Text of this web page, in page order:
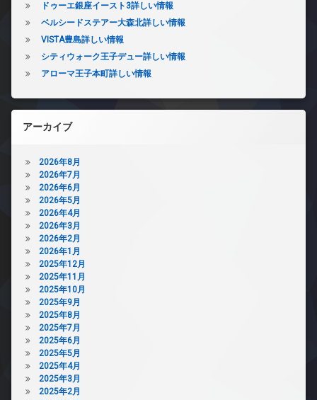
ドゥーエ銀座イースト3詳しい情報
ベルシードステアー大森北詳しい情報
VISTA豊島詳しい情報
シティウォーク王子デュー詳しい情報
アローマ王子本町詳しい情報
アーカイブ
2026年8月
2026年7月
2026年6月
2026年5月
2026年4月
2026年3月
2026年2月
2026年1月
2025年12月
2025年11月
2025年10月
2025年9月
2025年8月
2025年7月
2025年6月
2025年5月
2025年4月
2025年3月
2025年2月